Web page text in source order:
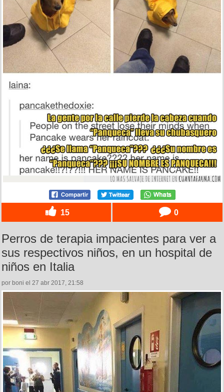
15 0
Perros de terapia impacientes para ver a
sus respectivos niños, en un hospital de
niños en Italia
por boni el 27 abr 2017, 21:58